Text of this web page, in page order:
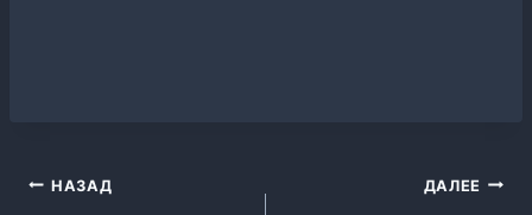
Навигация
НАЗАД ДАЛЕЕ